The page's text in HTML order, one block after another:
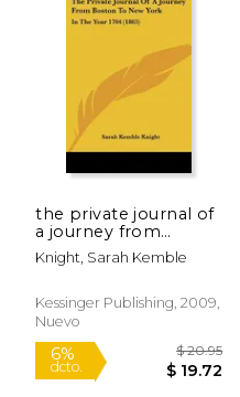
15%
dcto.
$ 18.75
the private journal of
a journey from
boston to new york:
in the year 1704
Knight, Sarah Kemble
Kessinger Publishing, 2009,
Nuevo